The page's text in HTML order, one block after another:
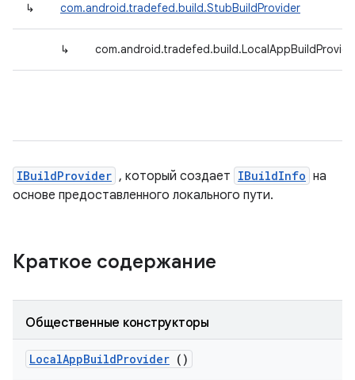
↳ com.android.tradefed.build.StubBuildProvider
↳
IBuildProvider , который создает IBuildInfo на
основе предоставленного локального пути.
Краткое содержание
Общественные конструкторы
LocalAppBuildProvider ()